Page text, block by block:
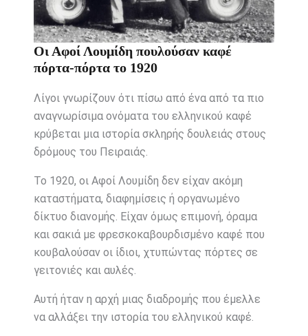
Οι Αφοί Λουμίδη πουλούσαν καφέ
πόρτα-πόρτα το 1920
Λίγοι γνωρίζουν ότι πίσω από ένα από τα πιο
αναγνωρίσιμα ονόματα του ελληνικού καφέ
κρύβεται μια ιστορία σκληρής δουλειάς στους
δρόμους του Πειραιάς.
Το 1920, οι Αφοί Λουμίδη δεν είχαν ακόμη
καταστήματα, διαφημίσεις ή οργανωμένο
δίκτυο διανομής. Είχαν όμως επιμονή, όραμα
και σακιά με φρεσκοκαβουρδισμένο καφέ που
κουβαλούσαν οι ίδιοι, χτυπώντας πόρτες σε
γειτονιές και αυλές.
Αυτή ήταν η αρχή μιας διαδρομής που έμελλε
να αλλάξει την ιστορία του ελληνικού καφέ.